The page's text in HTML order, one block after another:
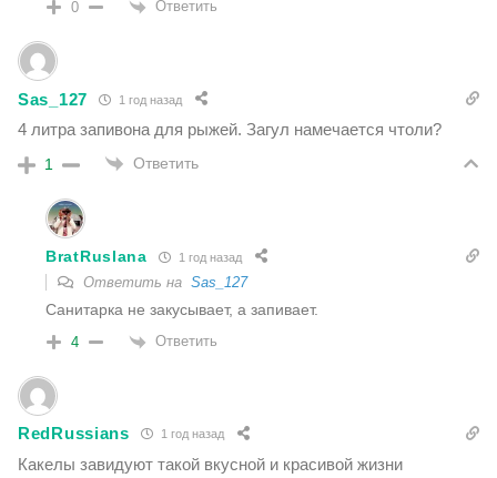
0 Ответить
Sas_127 1 год назад
4 литра запивона для рыжей. Загул намечается чтоли?
1 Ответить
BratRuslana 1 год назад
Ответить на Sas_127
Санитарка не закусывает, а запивает.
4 Ответить
RedRussians 1 год назад
Какелы завидуют такой вкусной и красивой жизни